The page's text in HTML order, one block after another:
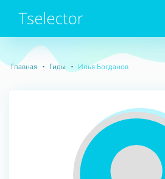
Главная Гиды Илья Богданов